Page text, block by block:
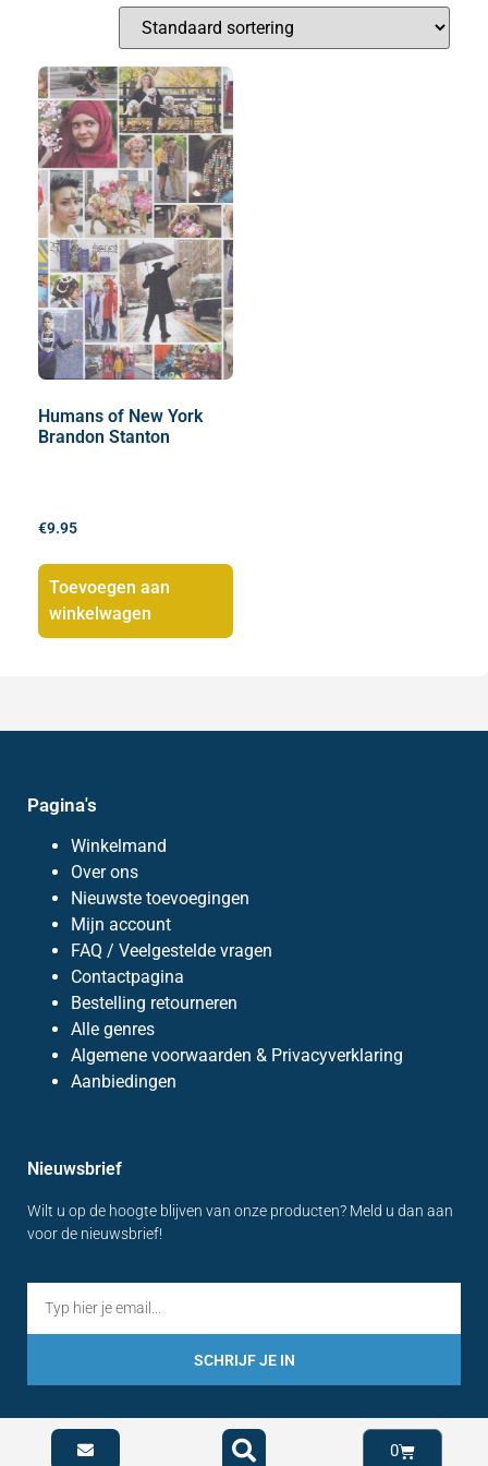
Humans of New York
Brandon Stanton
€9.95
Toevoegen aan
winkelwagen
Pagina's
Winkelmand
Over ons
Nieuwste toevoegingen
Mijn account
FAQ / Veelgestelde vragen
Contactpagina
Bestelling retourneren
Alle genres
Algemene voorwaarden & Privacyverklaring
Aanbiedingen
Nieuwsbrief
Wilt u op de hoogte blijven van onze producten? Meld u dan aan
voor de nieuwsbrief!
SCHRIJF JE IN
0